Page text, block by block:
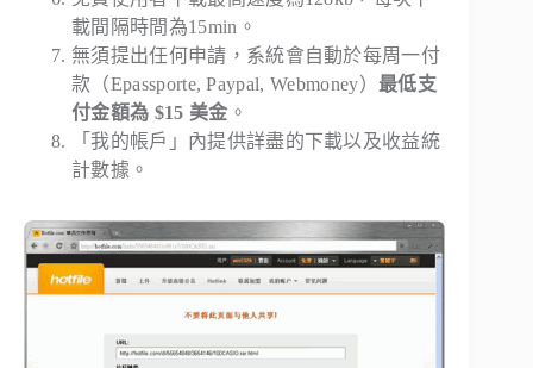
載間隔時間為15min。
無須提出任何申請，系統會自動於每周一付
款（Epassporte, Paypal, Webmoney） 最低支
付金額為 $15 美金 。
「我的帳戶」內提供詳盡的下載以及收益統
計數據。